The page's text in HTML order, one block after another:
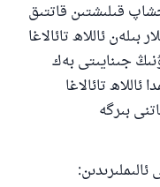
قىلىشتىن قاتتىق
ئاللاھ تائالاغا
جىنايىتى بەك
تائالاغا
بىرگە
قىلىڭ
دېگەن:
قىلغۇچىغا